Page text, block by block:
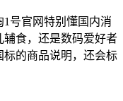
号官网特别懂国内消
食，还是数码爱好者
的商品说明，还会标